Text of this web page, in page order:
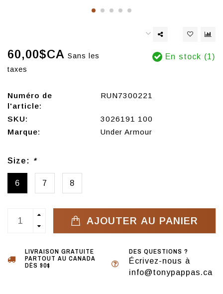
60,00$CA Sans les
taxes
En stock (1)
Numéro de
l'article:
RUN7300221
SKU:
3026191 100
Marque:
Under Armour
Size: *
6 7 8
AJOUTER AU PANIER
LIVRAISON GRATUITE
PARTOUT AU CANADA
DÈS 90$
DES QUESTIONS ?
Écrivez-nous à
info@tonypappas.ca